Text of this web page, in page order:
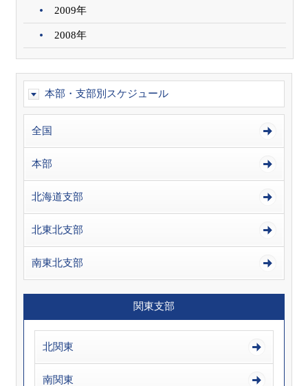
2009年
2008年
本部・支部別スケジュール
全国
本部
北海道支部
北東北支部
南東北支部
関東支部
北関東
南関東